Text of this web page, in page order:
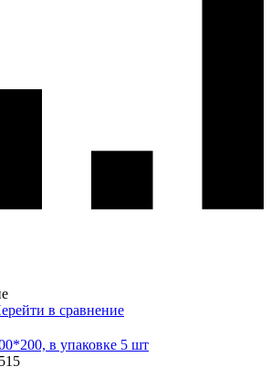
в сравнение
в упаковке 5 шт